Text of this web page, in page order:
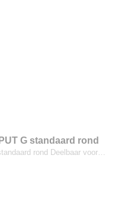
G standaard rond
rond Deelbaar voor…